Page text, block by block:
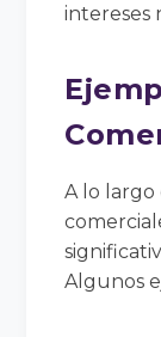
intereses
A lo largo
Algunos